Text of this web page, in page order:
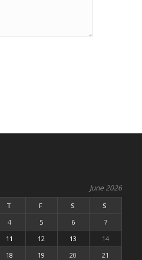
June 2026
T F S
S
4 5 6
7
11 12 13
14
18 19 20
21